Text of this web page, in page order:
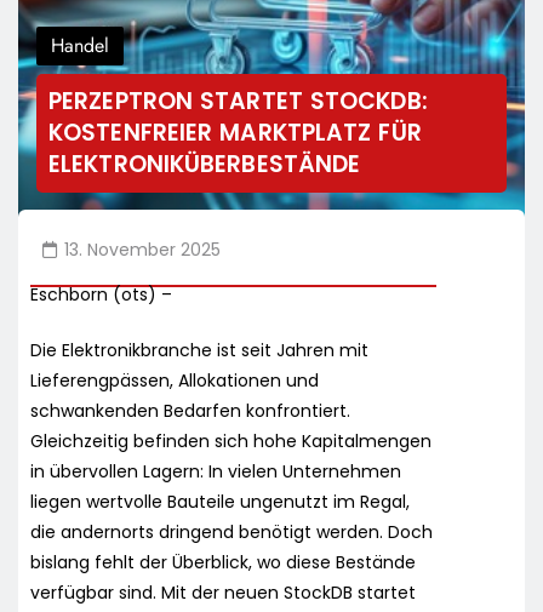
Handel
PERZEPTRON STARTET STOCKDB:
KOSTENFREIER MARKTPLATZ FÜR
ELEKTRONIKÜBERBESTÄNDE
13. November 2025
Eschborn (ots) –
Die Elektronikbranche ist seit Jahren mit
Lieferengpässen, Allokationen und
schwankenden Bedarfen konfrontiert.
Gleichzeitig befinden sich hohe Kapitalmengen
in übervollen Lagern: In vielen Unternehmen
liegen wertvolle Bauteile ungenutzt im Regal,
die andernorts dringend benötigt werden. Doch
bislang fehlt der Überblick, wo diese Bestände
verfügbar sind. Mit der neuen StockDB startet